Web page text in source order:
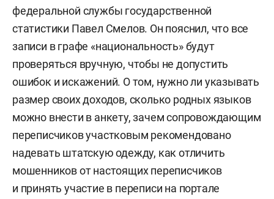
федеральной службы государственной
статистики Павел Смелов. Он пояснил, что все
записи в графе «национальность» будут
проверяться вручную, чтобы не допустить
ошибок и искажений. О том, нужно ли указывать
размер своих доходов, сколько родных языков
можно внести в анкету, зачем сопровождающим
переписчиков участковым рекомендовано
надевать штатскую одежду, как отличить
мошенников от настоящих переписчиков
и принять участие в переписи на портале